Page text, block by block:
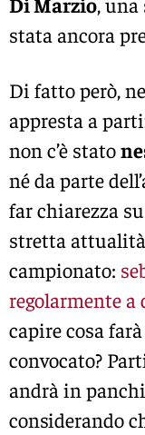
stata ancora
Di fatto però,
appresta a
non c’è stato
né da parte
far chiarezza
stretta
campionato:
regolarmente a
capire cosa farà
convocato?
andrà in
considerando